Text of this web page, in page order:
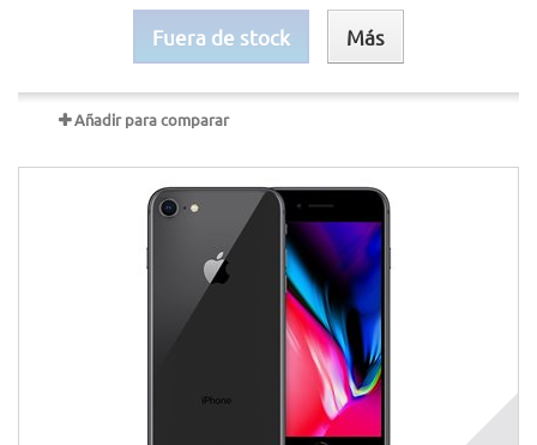
Fuera de stock Más
Añadir para comparar